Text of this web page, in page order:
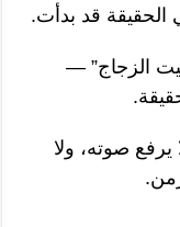
الحقيقة قد بدأت.
الزجاج” —
صوته، ولا